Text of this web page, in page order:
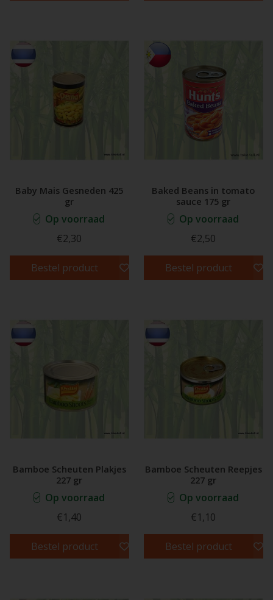
Baby Mais Gesneden 425
gr
Op voorraad
€2,30
Bestel product
Baked Beans in tomato
sauce 175 gr
Op voorraad
€2,50
Bestel product
Bamboe Scheuten Plakjes
227 gr
Op voorraad
€1,40
Bestel product
Bamboe Scheuten Reepjes
227 gr
Op voorraad
€1,10
Bestel product